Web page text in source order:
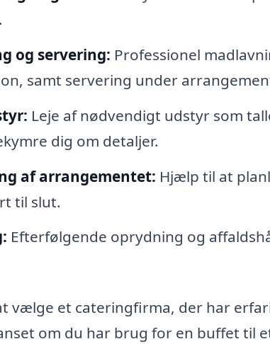
og servering: Professionel
samt servering under
Leje af nødvendigt udstyr som
dig om detaljer.
af arrangementet: Hjælp til at
til slut.
Efterfølgende oprydning og
vælge et cateringfirma, der har
om du har brug for en buffet til